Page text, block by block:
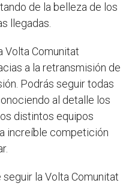
de la belleza de los
llegadas.
Volta Comunitat
a la retransmisión de
Podrás seguir todas
al detalle los
distintos equipos
increíble competición
la Volta Comunitat